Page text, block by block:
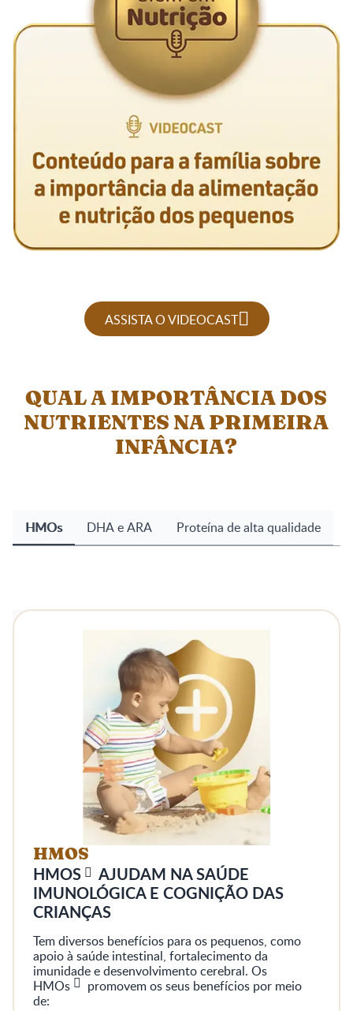
ASSISTA O VIDEOCAST
QUAL A IMPORTÂNCIA DOS
NUTRIENTES NA PRIMEIRA
INFÂNCIA?
HMOs DHA e ARA Proteína de alta qualidade
HMOS
HMOS
AJUDAM NA SAÚDE
IMUNOLÓGICA E COGNIÇÃO DAS
CRIANÇAS
Tem diversos benefícios para os pequenos, como
apoio à saúde intestinal, fortalecimento da
imunidade e desenvolvimento cerebral. Os
HMOs
promovem os seus benefícios por meio
de: